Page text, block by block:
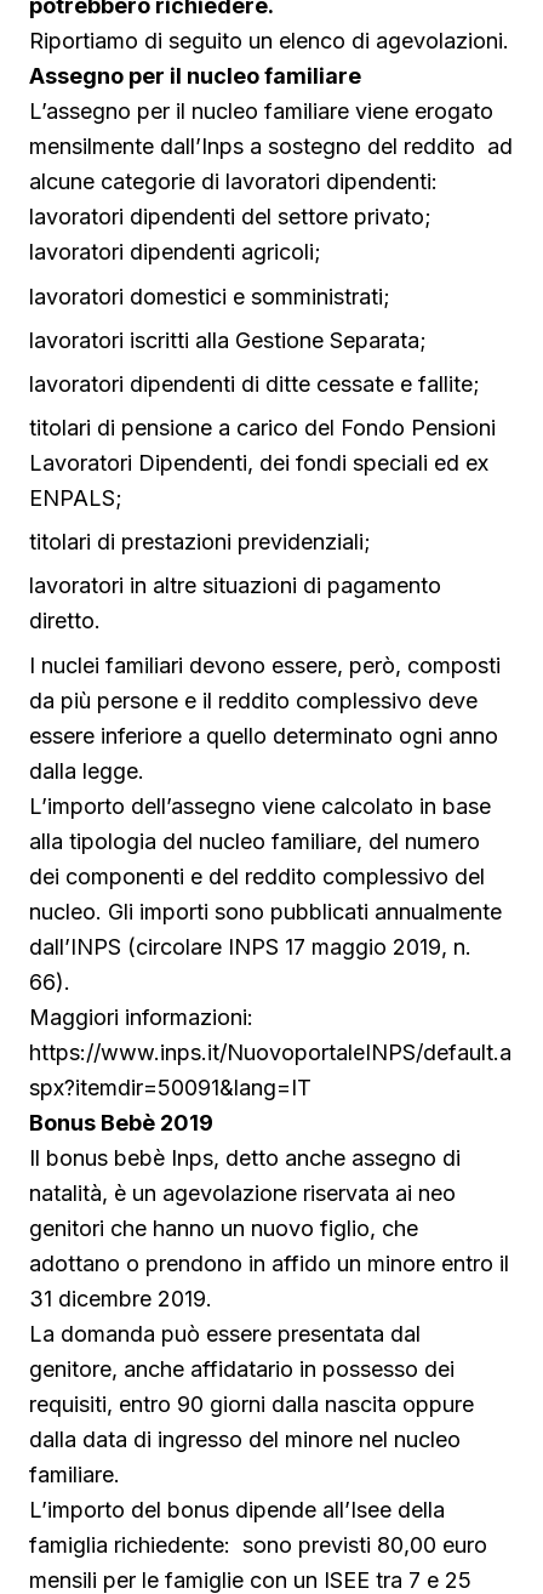
potrebbero richiedere.
Riportiamo di seguito un elenco di agevolazioni.
Assegno per il nucleo familiare
L’assegno per il nucleo familiare viene erogato
mensilmente dall’Inps a sostegno del reddito ad
alcune categorie di lavoratori dipendenti:
lavoratori dipendenti del settore privato;
lavoratori dipendenti agricoli;
lavoratori domestici e somministrati;
lavoratori iscritti alla Gestione Separata;
lavoratori dipendenti di ditte cessate e fallite;
titolari di pensione a carico del Fondo Pensioni
Lavoratori Dipendenti, dei fondi speciali ed ex
ENPALS;
titolari di prestazioni previdenziali;
lavoratori in altre situazioni di pagamento
diretto.
I nuclei familiari devono essere, però, composti
da più persone e il reddito complessivo deve
essere inferiore a quello determinato ogni anno
dalla legge.
L’importo dell’assegno viene calcolato in base
alla tipologia del nucleo familiare, del numero
dei componenti e del reddito complessivo del
nucleo. Gli importi sono pubblicati annualmente
dall’INPS (circolare INPS 17 maggio 2019, n.
66).
Maggiori informazioni:
https://www.inps.it/NuovoportaleINPS/default.a
spx?itemdir=50091&lang=IT
Bonus Bebè 2019
Il bonus bebè Inps, detto anche assegno di
natalità, è un agevolazione riservata ai neo
genitori che hanno un nuovo figlio, che
adottano o prendono in affido un minore entro il
31 dicembre 2019.
La domanda può essere presentata dal
genitore, anche affidatario in possesso dei
requisiti, entro 90 giorni dalla nascita oppure
dalla data di ingresso del minore nel nucleo
familiare.
L’importo del bonus dipende all’Isee della
famiglia richiedente: sono previsti 80,00 euro
mensili per le famiglie con un ISEE tra 7 e 25